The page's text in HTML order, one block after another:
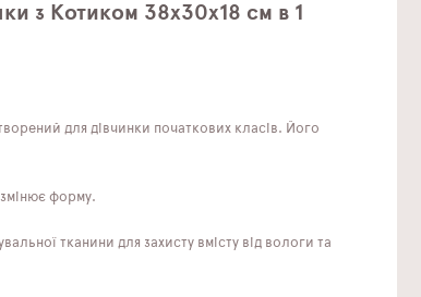
з Котиком 38х30х18 см в 1
для дівчинки початкових класів. Його
форму.
тканини для захисту вмісту від вологи та